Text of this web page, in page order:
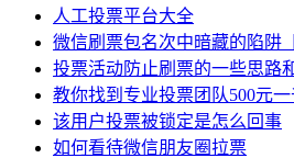
人工投票平台大全
微信刷票包名次中暗藏的陷阱
投票活动防止刷票的一些思路
教你找到专业投票团队500元
该用户投票被锁定是怎么回事
如何看待微信朋友圈拉票